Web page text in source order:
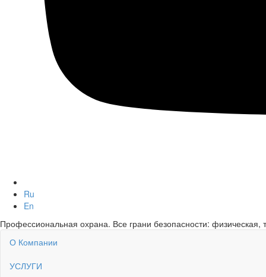
Ru
En
Профессиональная охрана. Все грани безопасности: физическая,
О Компании
УСЛУГИ